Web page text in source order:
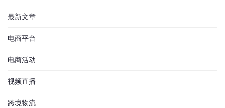
最新文章
电商平台
电商活动
视频直播
跨境物流